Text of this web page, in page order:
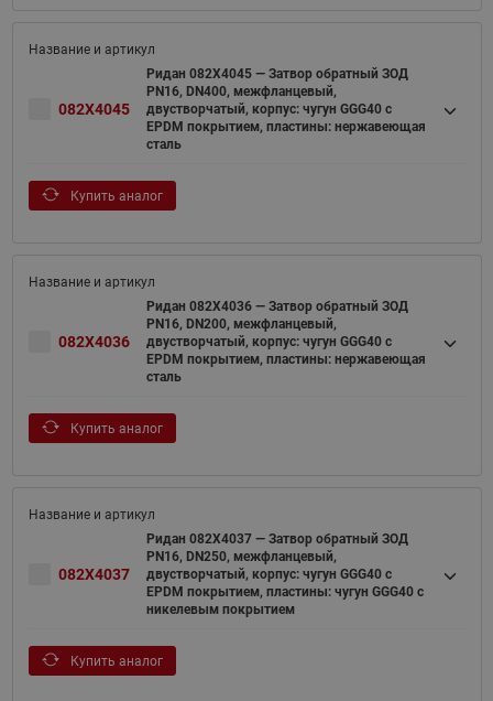
082X4045
Ридан 082X4045 — Затвор обратный ЗОД
PN16, DN400, межфланцевый,
двустворчатый, корпус: чугун GGG40 c
EPDM покрытием, пластины: нержавеющая
сталь
Купить аналог
082X4036
Ридан 082X4036 — Затвор обратный ЗОД
PN16, DN200, межфланцевый,
двустворчатый, корпус: чугун GGG40 c
EPDM покрытием, пластины: нержавеющая
сталь
Купить аналог
082X4037
Ридан 082X4037 — Затвор обратный ЗОД
PN16, DN250, межфланцевый,
двустворчатый, корпус: чугун GGG40 c
EPDM покрытием, пластины: чугун GGG40 с
никелевым покрытием
Купить аналог